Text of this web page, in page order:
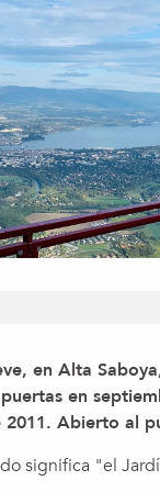
en Alta
en
2011. Abierto al
significa "el